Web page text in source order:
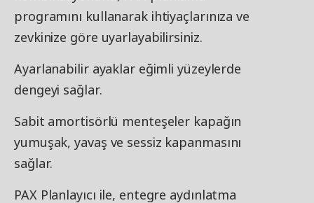
programını kullanarak ihtiyaçlarınıza ve
zevkinize göre uyarlayabilirsiniz.
Ayarlanabilir ayaklar eğimli yüzeylerde
dengeyi sağlar.
Sabit amortisörlü menteşeler kapağın
yumuşak, yavaş ve sessiz kapanmasını
sağlar.
PAX Planlayıcı ile, entegre aydınlatma